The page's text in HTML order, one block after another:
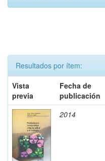
Resultados por ítem:
Vista
previa
Fecha de
publicación
2014